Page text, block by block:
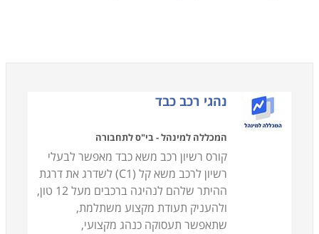
נהגי רכב כבד
המכללה למינהל - בי"ס לתחבורה
קורס רשיון רכב משא כבד מאפשר לבעלי
רשיון לרכב משא קל (C1) לשדרג את דרגת
ההיתר שלהם לנהיגה ברכבים מעל 12 טון,
ולהעניק תעודת מקצוע משתלמת,
שתאפשר תעסוקה כנהג מקצועי,